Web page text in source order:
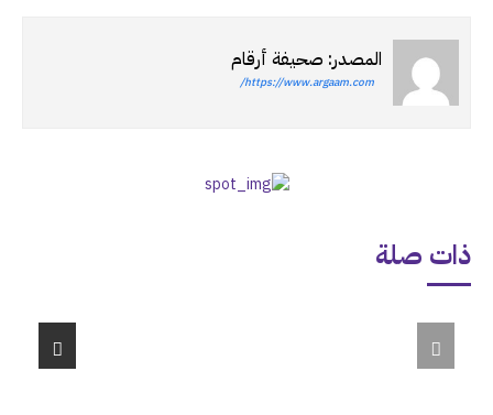
ذات صلة
المصدر: صحيفة أرقام
https://www.argaam.com/